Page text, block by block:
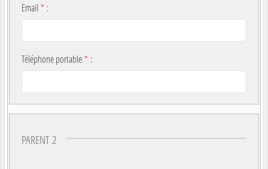
Email * :
Téléphone portable* :
PARENT 2